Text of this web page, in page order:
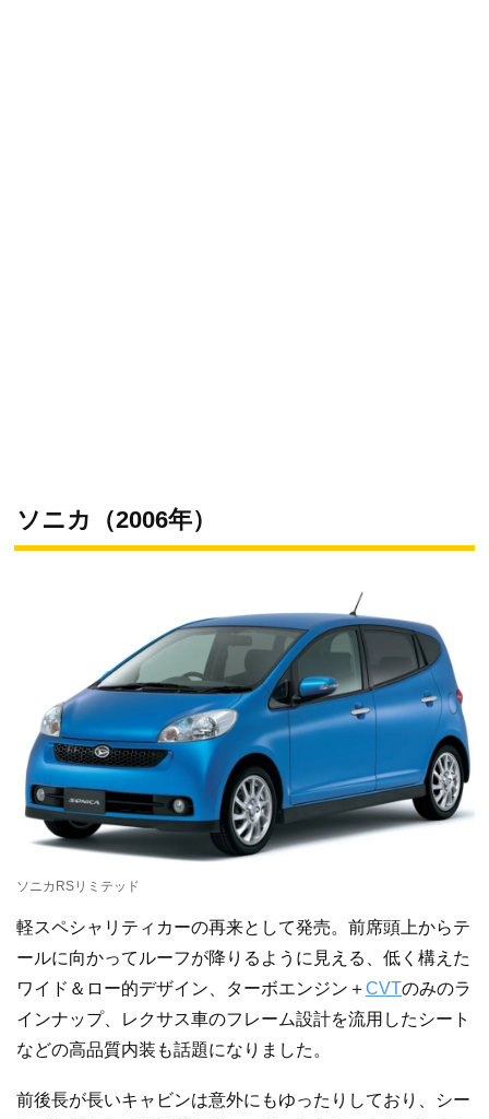
ソニカ（2006年）
ソニカRSリミテッド
軽スペシャリティカーの再来として発売。前席頭上からテ
ールに向かってルーフが降りるように見える、低く構えた
ワイド＆ロー的デザイン、ターボエンジン＋CVTのみのラ
インナップ、レクサス車のフレーム設計を流用したシート
などの高品質内装も話題になりました。
前後長が長いキャビンは意外にもゆったりしており、シー